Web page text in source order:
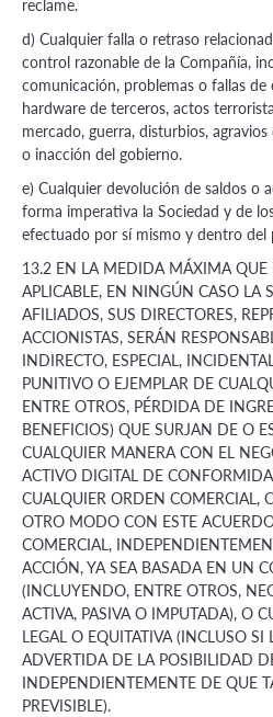
reclame.
d) Cualquier falla o retraso
control razonable de la Compañía,
comunicación, problemas o fallas
hardware de terceros, actos
mercado, guerra, disturbios,
o inacción del gobierno.
e) Cualquier devolución de saldos o
forma imperativa la Sociedad y de
efectuado por sí mismo y dentro del
13.2 EN LA MEDIDA MÁXIMA QUE
APLICABLE, EN NINGÚN CASO LA
AFILIADOS, SUS DIRECTORES,
ACCIONISTAS, SERÁN
INDIRECTO, ESPECIAL,
PUNITIVO O EJEMPLAR DE
ENTRE OTROS, PÉRDIDA DE
BENEFICIOS) QUE SURJAN DE O
CUALQUIER MANERA CON EL
ACTIVO DIGITAL DE
CUALQUIER ORDEN COMERCIAL,
OTRO MODO CON ESTE
COMERCIAL,
ACCIÓN, YA SEA BASADA EN UN
(INCLUYENDO, ENTRE OTROS,
ACTIVA, PASIVA O IMPUTADA), O
LEGAL O EQUITATIVA (INCLUSO SI
ADVERTIDA DE LA POSIBILIDAD
INDEPENDIENTEMENTE DE QUE
PREVISIBLE).